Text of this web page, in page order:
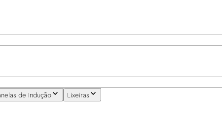
de Indução Lixeiras